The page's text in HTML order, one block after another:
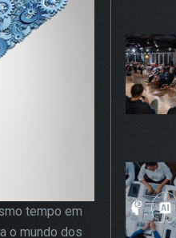
tempo em
o mundo dos
identificação exclusiva do
armazenar diretamente
para bloquear
direcionada.